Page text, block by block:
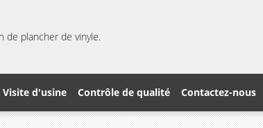
de plancher de vinyle.
Visite d'usine Contrôle de qualité Contactez-nous